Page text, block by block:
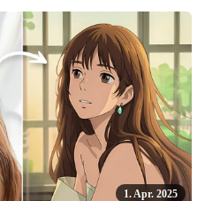
1. Apr. 2025